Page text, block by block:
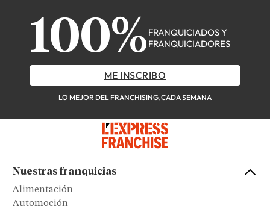
100% FRANQUICIADOS Y
FRANQUICIADORES
ME INSCRIBO
LO MEJOR DEL FRANCHISING, CADA SEMANA
Nuestras franquicias
Alimentación
Automoción